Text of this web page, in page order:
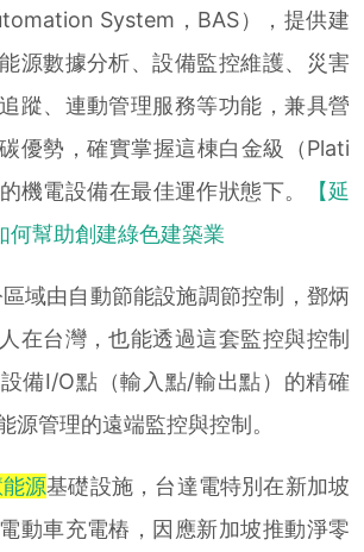
System，BAS），提供建
源數據分析、設備監控維護、災害
蹤、連動管理服務等功能，兼具營
優勢，確實掌握這棟白金級（Plati
的機電設備在最佳運作狀態下。
【延
何幫助創建綠色建築業
由自動節能設施調節控制，鄧炳
在台灣，也能透過這套監控與控制
備I/O點（輸入點/輸出點）的精確
源管理的遠端監控與控制。
源基礎設施，台達電特別在新加坡
動車充電樁，因應新加坡推動淨零